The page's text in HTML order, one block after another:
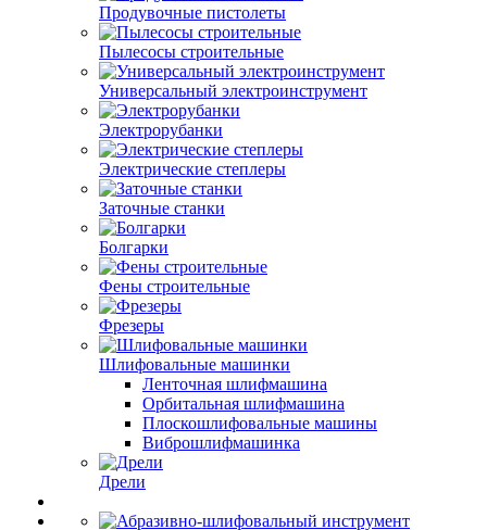
Продувочные пистолеты
Пылесосы строительные
Универсальный электроинструмент
Электрорубанки
Электрические степлеры
Заточные станки
Болгарки
Фены строительные
Фрезеры
Шлифовальные машинки
Ленточная шлифмашина
Орбитальная шлифмашина
Плоскошлифовальные машины
Виброшлифмашинка
Дрели